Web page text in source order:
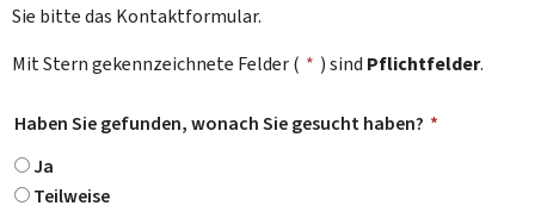
Sie bitte das Kontaktformular.
Mit Stern gekennzeichnete Felder ( * ) sind Pflichtfelder.
Haben Sie gefunden, wonach Sie gesucht haben? *
Ja
Teilweise